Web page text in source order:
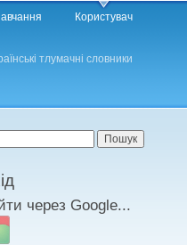
Користувач
тлумачні словники
форма
через Google...
with Google